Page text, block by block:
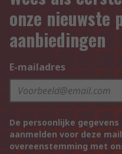
onze nieuwste
aanbiedingen
E-mailadres
De persoonlijke
aanmelden voor deze
overeenstemming met